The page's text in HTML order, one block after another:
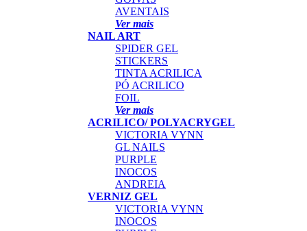
AVENTAIS
Ver mais
NAIL ART
SPIDER GEL
STICKERS
TINTA ACRILICA
PÓ ACRILICO
FOIL
Ver mais
ACRILICO/ POLYACRYGEL
VICTORIA VYNN
GL NAILS
PURPLE
INOCOS
ANDREIA
VERNIZ GEL
VICTORIA VYNN
INOCOS